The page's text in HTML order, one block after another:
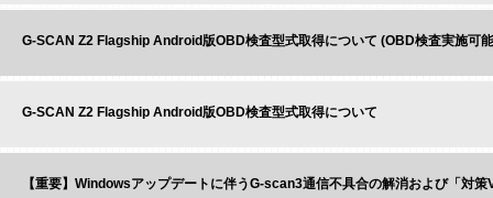
G-SCAN Z2 Flagship Android版OBD検査型式取得について (OBD検査実施可
G-SCAN Z2 Flagship Android版OBD検査型式取得について
【重要】Windowsアップデートに伴うG-scan3通信不具合の解消および「対